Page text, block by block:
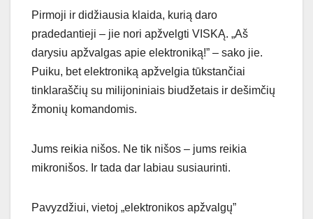
Pirmoji ir didžiausia klaida, kurią daro
pradedantieji – jie nori apžvelgti VISKĄ. „Aš
darysiu apžvalgas apie elektroniką!” – sako jie.
Puiku, bet elektroniką apžvelgia tūkstančiai
tinklaraščių su milijoniniais biudžetais ir dešimčių
žmonių komandomis.
Jums reikia nišos. Ne tik nišos – jums reikia
mikronišos. Ir tada dar labiau susiaurinti.
Pavyzdžiui, vietoj „elektronikos apžvalgų”